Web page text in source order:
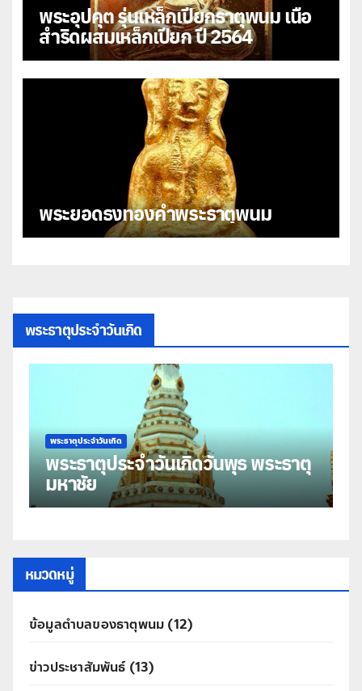
พระอุปคุต รุ่นเหล็กเปียกธาตุพนม เนื้อ
สำริดผสมเหล็กเปียก ปี 2564
พระยอดธงทองคำพระธาตุพนม
พระธาตุประจำวันเกิด
พระธาตุประจำวันเกิด
พระธาตุประจำวันเกิดวันพุธ พระธาตุ
มหาชัย
หมวดหมู่
ข้อมูลตำบลของธาตุพนม (12)
ข่าวประชาสัมพันธ์(13)